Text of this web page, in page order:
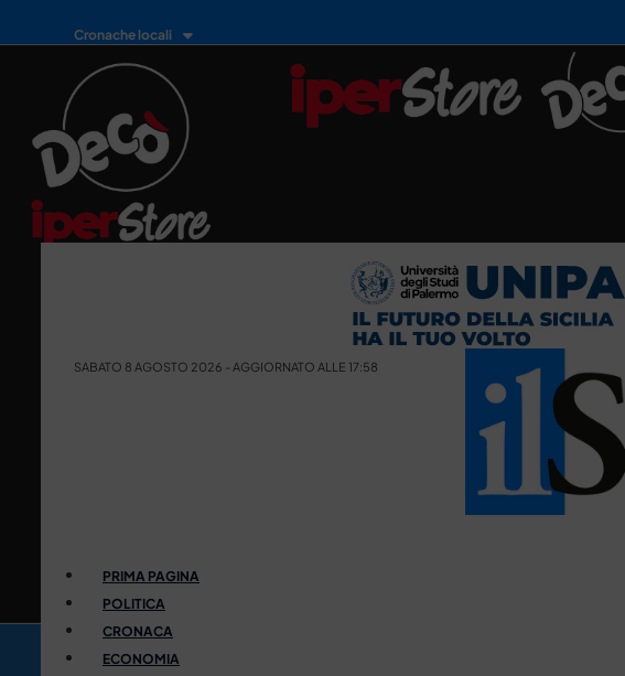
Cronache locali
SABATO 8 AGOSTO 2026 - AGGIORNATO ALLE 17:58
PRIMA PAGINA
POLITICA
CRONACA
ECONOMIA